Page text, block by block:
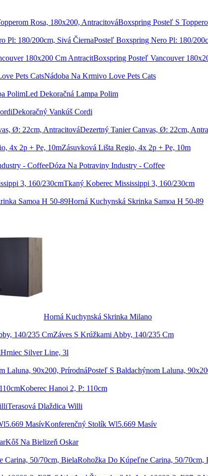
Boxspring Posteľ S
Posteľ Boxspring Nero Pl: 180/
Boxspring Posteľ Vancouver
Nádoba Na Krmivo Love Pets Cats
Led Dekoračná Lampa Polim
Dekoračný Vankúš Cordi
Dezertný Tanier Canvas, Ø: 22cm,
Zásuvková Lišta Regio, 4x 2p + Pe, 10m
Dóza Na Potraviny Industry - Coffee
Tkaný Koberec Mississippi 3, 160/230cm
Horná Kuchynská Skrinka Samoa H 50-89
Horná Kuchynská Skrinka Milano
Záves S Krúžkami Abby, 140/235 Cm
Hrniec Silver Line, 3l
Posteľ S Baldachýnom Laluna,
Koberec Hanoi 2, P: 110cm
Terasová Dlaždica Willi
Konferenčný Stolík Wl5.669 Masív
Kôš Na Bielizeň Oskar
Rohožka Do Kúpeľne Carina, 50/70cm,